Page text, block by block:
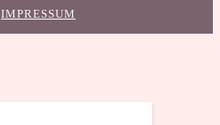
IMPRESSUM